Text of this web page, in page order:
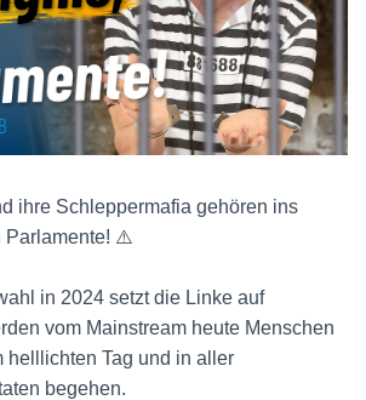
ihre Schleppermafia gehören ins
Parlamente! ⚠️
in 2024 setzt die Linke auf
vom Mainstream heute Menschen
helllichten Tag und in aller
begehen.